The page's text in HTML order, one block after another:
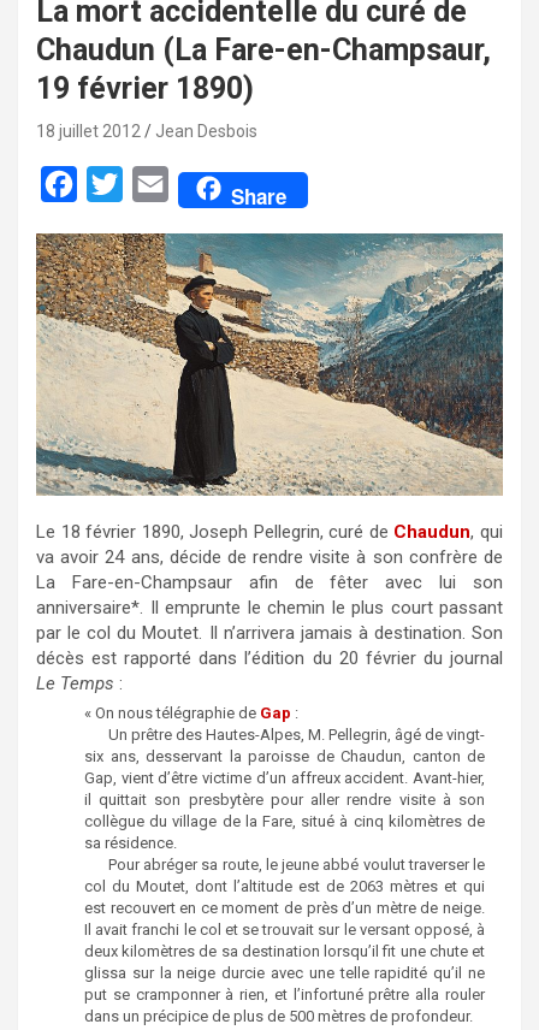
La mort accidentelle du curé de
Chaudun (La Fare-en-Champsaur,
19 février 1890)
18 juillet 2012 Jean Desbois
c
e
b
o
k
i
t
t
e
r
E
a
i
l
Share
Le 18 février 1890, Joseph Pellegrin, curé de Chaudun, qui
va avoir 24 ans, décide de rendre visite à son confrère de
La Fare-en-Champsaur afin de fêter avec lui son
anniversaire*. Il emprunte le chemin le plus court passant
par le col du Moutet. Il n’arrivera jamais à destination. Son
décès est rapporté dans l’édition du 20 février du journal
Le Temps :
« On nous télégraphie de Gap :
Un prêtre des Hautes-Alpes, M. Pellegrin, âgé de vingt-
six ans, desservant la paroisse de Chaudun, canton de
Gap, vient d’être victime d’un affreux accident. Avant-hier,
il quittait son presbytère pour aller rendre visite à son
collègue du village de la Fare, situé à cinq kilomètres de
sa résidence.
Pour abréger sa route, le jeune abbé voulut traverser le
col du Moutet, dont l’altitude est de 2063 mètres et qui
est recouvert en ce moment de près d’un mètre de neige.
Il avait franchi le col et se trouvait sur le versant opposé, à
deux kilomètres de sa destination lorsqu’il fit une chute et
glissa sur la neige durcie avec une telle rapidité qu’il ne
put se cramponner à rien, et l’infortuné prêtre alla rouler
dans un précipice de plus de 500 mètres de profondeur.